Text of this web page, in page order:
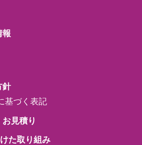
針
基づく表記
見積り
た取り組み